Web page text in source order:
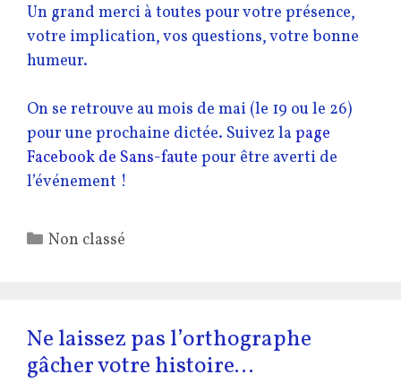
Un grand merci à toutes pour votre présence,
votre implication, vos questions, votre bonne
humeur.
On se retrouve au mois de mai (le 19 ou le 26)
pour une prochaine dictée. Suivez la page
Facebook de Sans-faute pour être averti de
l’événement !
Catégories
Non classé
Ne laissez pas l’orthographe
gâcher votre histoire…